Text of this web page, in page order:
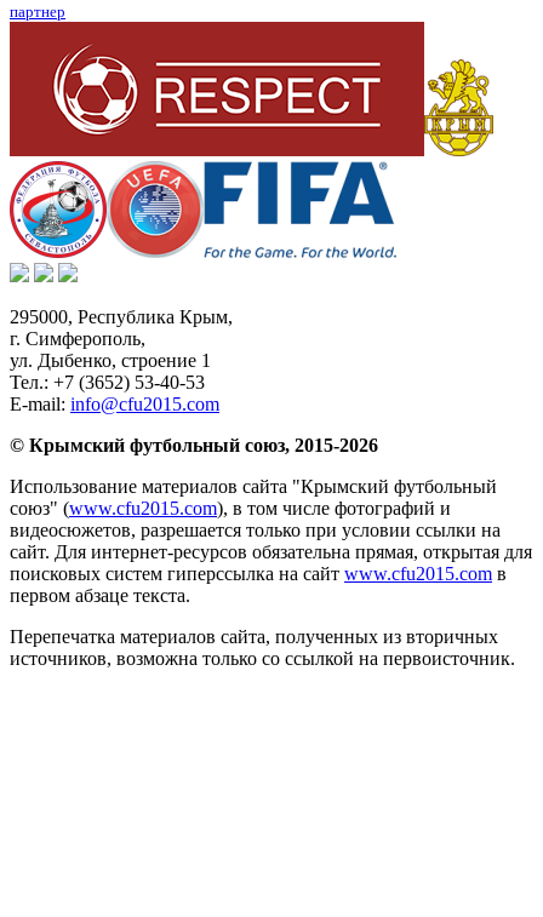
партнер
295000, Республика Крым,
г. Симферополь,
ул. Дыбенко, строение 1
Тел.: +7 (3652) 53-40-53
E-mail: info@cfu2015.com
© Крымский футбольный союз, 2015-2026
Использование материалов сайта "Крымский футбольный
союз" (www.cfu2015.com), в том числе фотографий и
видеосюжетов, разрешается только при условии ссылки на
сайт. Для интернет-ресурсов обязательна прямая, открытая для
поисковых систем гиперссылка на сайт www.cfu2015.com в
первом абзаце текста.
Перепечатка материалов сайта, полученных из вторичных
источников, возможна только со ссылкой на первоисточник.